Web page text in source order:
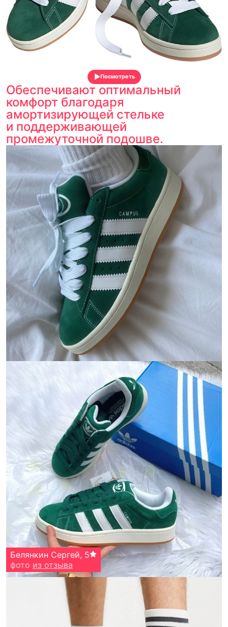
Посмотреть
Обеспечивают оптимальный
комфорт благодаря
амортизирующей стельке
и поддерживающей
промежуточной подошве.
Белянкин Сергей, 5
фото из отзыва